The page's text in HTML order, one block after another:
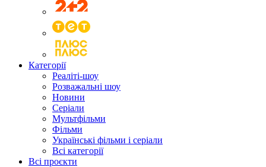
Категорії
Реаліті-шоу
Розважальні шоу
Новини
Серіали
Мультфільми
Фільми
Українські фільми і серіали
Всі категорії
Всі проєкти